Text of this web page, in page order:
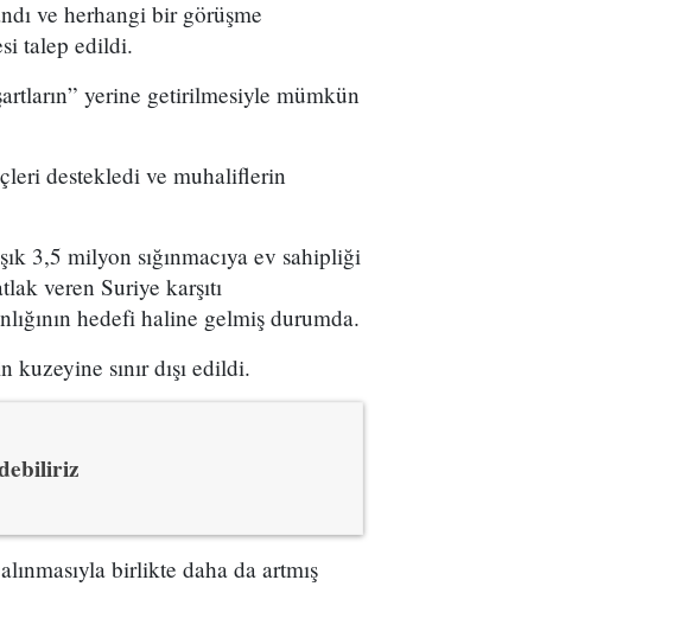
ve herhangi bir görüşme
talep edildi.
yerine getirilmesiyle mümkün
destekledi ve muhaliflerin
3,5 milyon sığınmacıya ev sahipliği
veren Suriye karşıtı
hedefi haline gelmiş durumda.
sınır dışı edildi.
birlikte daha da artmış